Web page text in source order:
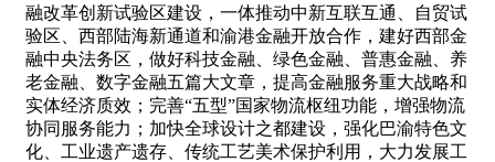
融改革创新试验区建设，一体推动中新互联互通、自贸试
验区、西部陆海新通道和渝港金融开放合作，建好西部金
融中央法务区，做好科技金融、绿色金融、普惠金融、养
老金融、数字金融五篇大文章，提高金融服务重大战略和
实体经济质效；完善“五型”国家物流枢纽功能，增强物流
协同服务能力；加快全球设计之都建设，强化巴渝特色文
化、工业遗产遗存、传统工艺美术保护利用，大力发展工